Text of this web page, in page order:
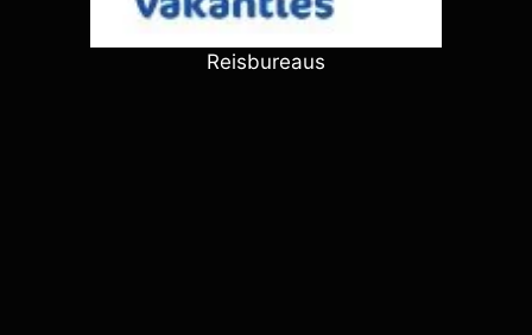
Reisbureaus